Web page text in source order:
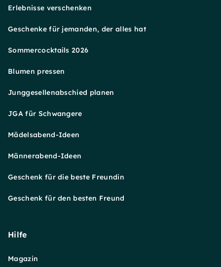
Erlebnisse verschenken
Geschenke für jemanden, der alles hat
Sommercocktails 2026
Blumen pressen
Junggesellenabschied planen
JGA für Schwangere
Mädelsabend-Ideen
Männerabend-Ideen
Geschenk für die beste Freundin
Geschenk für den besten Freund
Hilfe
Magazin